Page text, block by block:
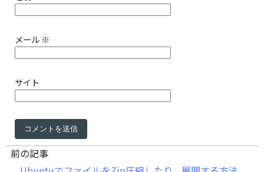
メール ※
サイト
前の記事